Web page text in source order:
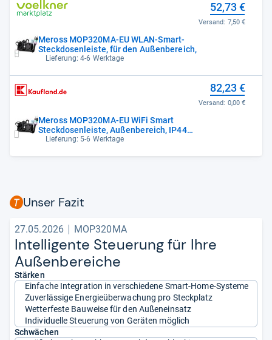
Meross MOP320MA-EU WLAN-Smart-
Steckdosenleiste, für den Außenbereich,
Lieferung: 4-6 Werktage
52,73 €
Versand: 7,50 €
Meross MOP320MA-EU WiFi Smart
Steckdosenleiste, Außenbereich, IP44
(Matter)
Lieferung: 5-6 Werktage
82,23 €
Versand: 0,00 €
Unser Fazit
27.05.2026 MOP320MA
Intel­li­gente Steue­rung für Ihre
Außen­be­rei­che
Stärken
Einfache Integration in verschiedene Smart-Home-Systeme
Zuverlässige Energieüberwachung pro Steckplatz
Wetterfeste Bauweise für den Außeneinsatz
Individuelle Steuerung von Geräten möglich
Schwächen